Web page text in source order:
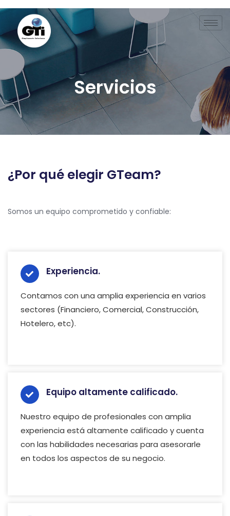
Servicios
Servicios
¿Por qué elegir GTeam?
Somos un equipo comprometido y confiable:
Experiencia.
Contamos con una amplia experiencia en varios
sectores (Financiero, Comercial, Construcción,
Hotelero, etc).
Equipo altamente calificado.
Nuestro equipo de profesionales con amplia
experiencia está altamente calificado y cuenta
con las habilidades necesarias para asesorarle
en todos los aspectos de su negocio.